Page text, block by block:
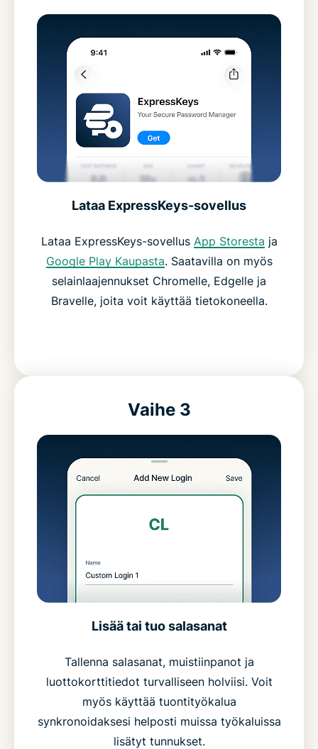
Lataa ExpressKeys-sovellus
Lataa ExpressKeys-sovellus App Storesta ja
Google Play Kaupasta. Saatavilla on myös
selainlaajennukset Chromelle, Edgelle ja
Bravelle, joita voit käyttää tietokoneella.
Vaihe 3
Lisää tai tuo salasanat
Tallenna salasanat, muistiinpanot ja
luottokorttitiedot turvalliseen holviisi. Voit
myös käyttää tuontityökalua
synkronoidaksesi helposti muissa työkaluissa
lisätyt tunnukset.